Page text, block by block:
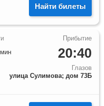
Найти билеты
20:40
Глазов
улица Сулимова; дом 73Б
мин